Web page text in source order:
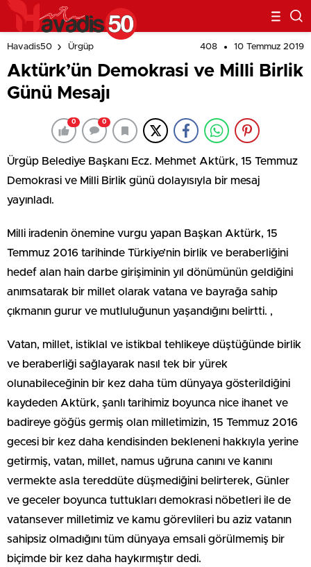
Havadis50 Ürgüp 408 10 Temmuz 2019
Aktürk’ün Demokrasi ve Milli Birlik
Günü Mesajı
0 0
Ürgüp Belediye Başkanı Ecz. Mehmet Aktürk, 15 Temmuz
Demokrasi ve Milli Birlik günü dolayısıyla bir mesaj
yayınladı.
Milli iradenin önemine vurgu yapan Başkan Aktürk, 15
Temmuz 2016 tarihinde Türkiye’nin birlik ve beraberliğini
hedef alan hain darbe girişiminin yıl dönümünün geldiğini
anımsatarak bir millet olarak vatana ve bayrağa sahip
çıkmanın gurur ve mutluluğunun yaşandığını belirtti. ,
Vatan, millet, istiklal ve istikbal tehlikeye düştüğünde birlik
ve beraberliği sağlayarak nasıl tek bir yürek
olunabileceğinin bir kez daha tüm dünyaya gösterildiğini
kaydeden Aktürk, şanlı tarihimiz boyunca nice ihanet ve
badireye göğüs germiş olan milletimizin, 15 Temmuz 2016
gecesi bir kez daha kendisinden bekleneni hakkıyla yerine
getirmiş, vatan, millet, namus uğruna canını ve kanını
vermekte asla tereddüte düşmediğini belirterek, Günler
ve geceler boyunca tuttukları demokrasi nöbetleri ile de
vatansever milletimiz ve kamu görevlileri bu aziz vatanın
sahipsiz olmadığını tüm dünyaya emsali görülmemiş bir
biçimde bir kez daha haykırmıştır dedi.